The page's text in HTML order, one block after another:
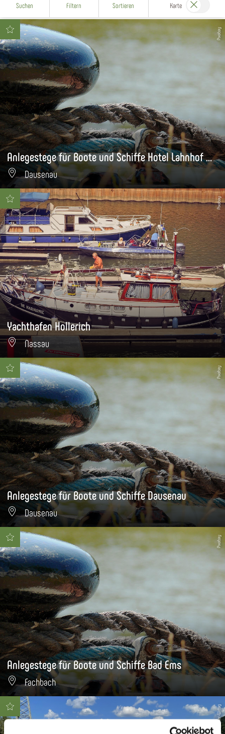
Suchen Filtern Sortieren Karte
Pixabay
Anlegestege für Boote und Schiffe Hotel Lahnhof Dausenau
Dausenau
Pixabay
Yachthafen Hollerich
Nassau
Pixabay
Anlegestege für Boote und Schiffe Dausenau
Dausenau
Pixabay
Anlegestege für Boote und Schiffe Bad Ems
Fachbach
Gabriele Kutscher-Wittig